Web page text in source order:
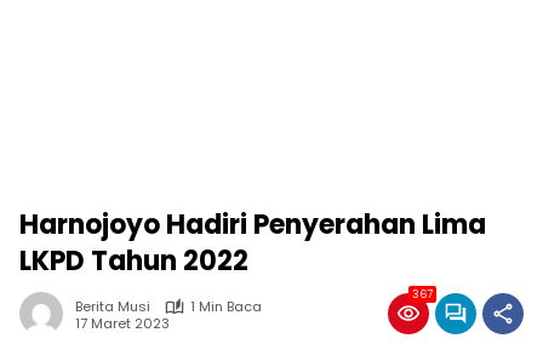
Harnojoyo Hadiri Penyerahan Lima
LKPD Tahun 2022
Berita Musi
1 Min Baca
17 Maret 2023
367